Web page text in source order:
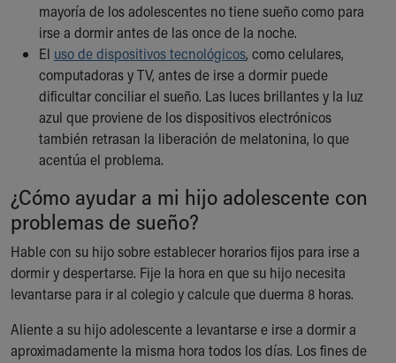
Our Leadership
Quality and Patient Safety
Unity and Engagement
Women's Board
Our History
More childhood, please.™
Cincinnati Children's
Your Visit
Directions
Doggie Brigade
During Your Visit
Financial Services
Rest Accommodations
Gift Shop
Department of Public Safety
mayoría de los adolescentes no tiene sueño como para
irse a dormir antes de las once de la noche.
El uso de dispositivos tecnológicos, como celulares,
computadoras y TV, antes de irse a dormir puede
dificultar conciliar el sueño. Las luces brillantes y la luz
azul que proviene de los dispositivos electrónicos
también retrasan la liberación de melatonina, lo que
acentúa el problema.
¿Cómo ayudar a mi hijo adolescente con
problemas de sueño?
Hable con su hijo sobre establecer horarios fijos para irse a
dormir y despertarse. Fije la hora en que su hijo necesita
levantarse para ir al colegio y calcule que duerma 8 horas.
Aliente a su hijo adolescente a levantarse e irse a dormir a
aproximadamente la misma hora todos los días. Los fines de